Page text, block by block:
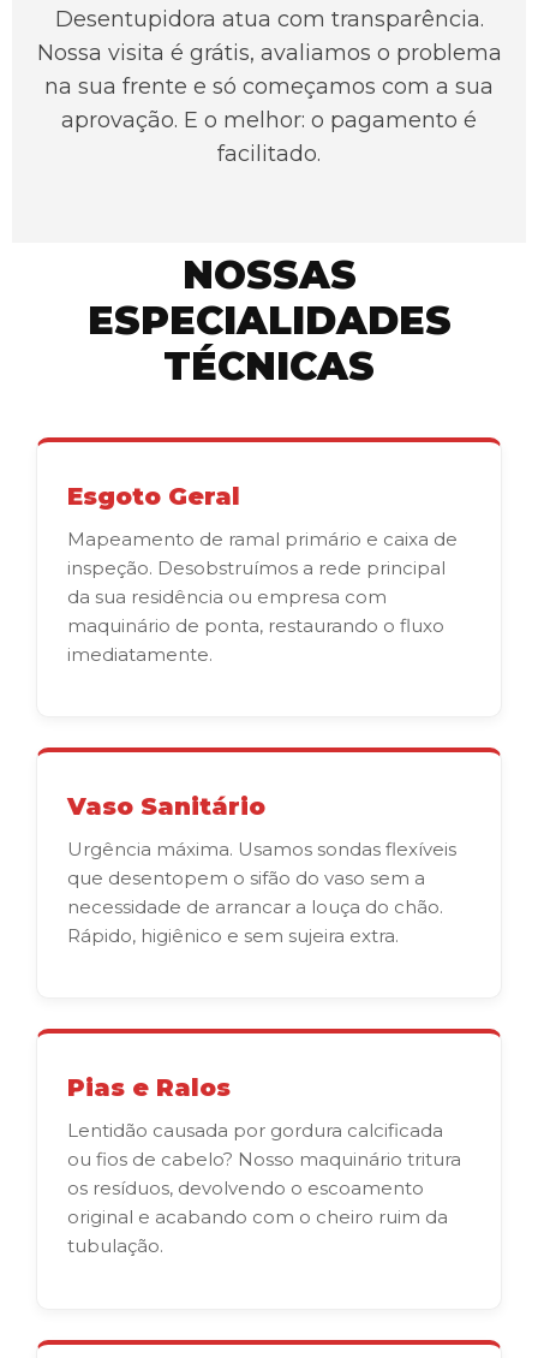
Desentupidora atua com transparência.
Nossa visita é grátis, avaliamos o problema
na sua frente e só começamos com a sua
aprovação. E o melhor: o pagamento é
facilitado.
NOSSAS
ESPECIALIDADES
TÉCNICAS
Esgoto Geral
Mapeamento de ramal primário e caixa de
inspeção. Desobstruímos a rede principal
da sua residência ou empresa com
maquinário de ponta, restaurando o fluxo
imediatamente.
Vaso Sanitário
Urgência máxima. Usamos sondas flexíveis
que desentopem o sifão do vaso sem a
necessidade de arrancar a louça do chão.
Rápido, higiênico e sem sujeira extra.
Pias e Ralos
Lentidão causada por gordura calcificada
ou fios de cabelo? Nosso maquinário tritura
os resíduos, devolvendo o escoamento
original e acabando com o cheiro ruim da
tubulação.